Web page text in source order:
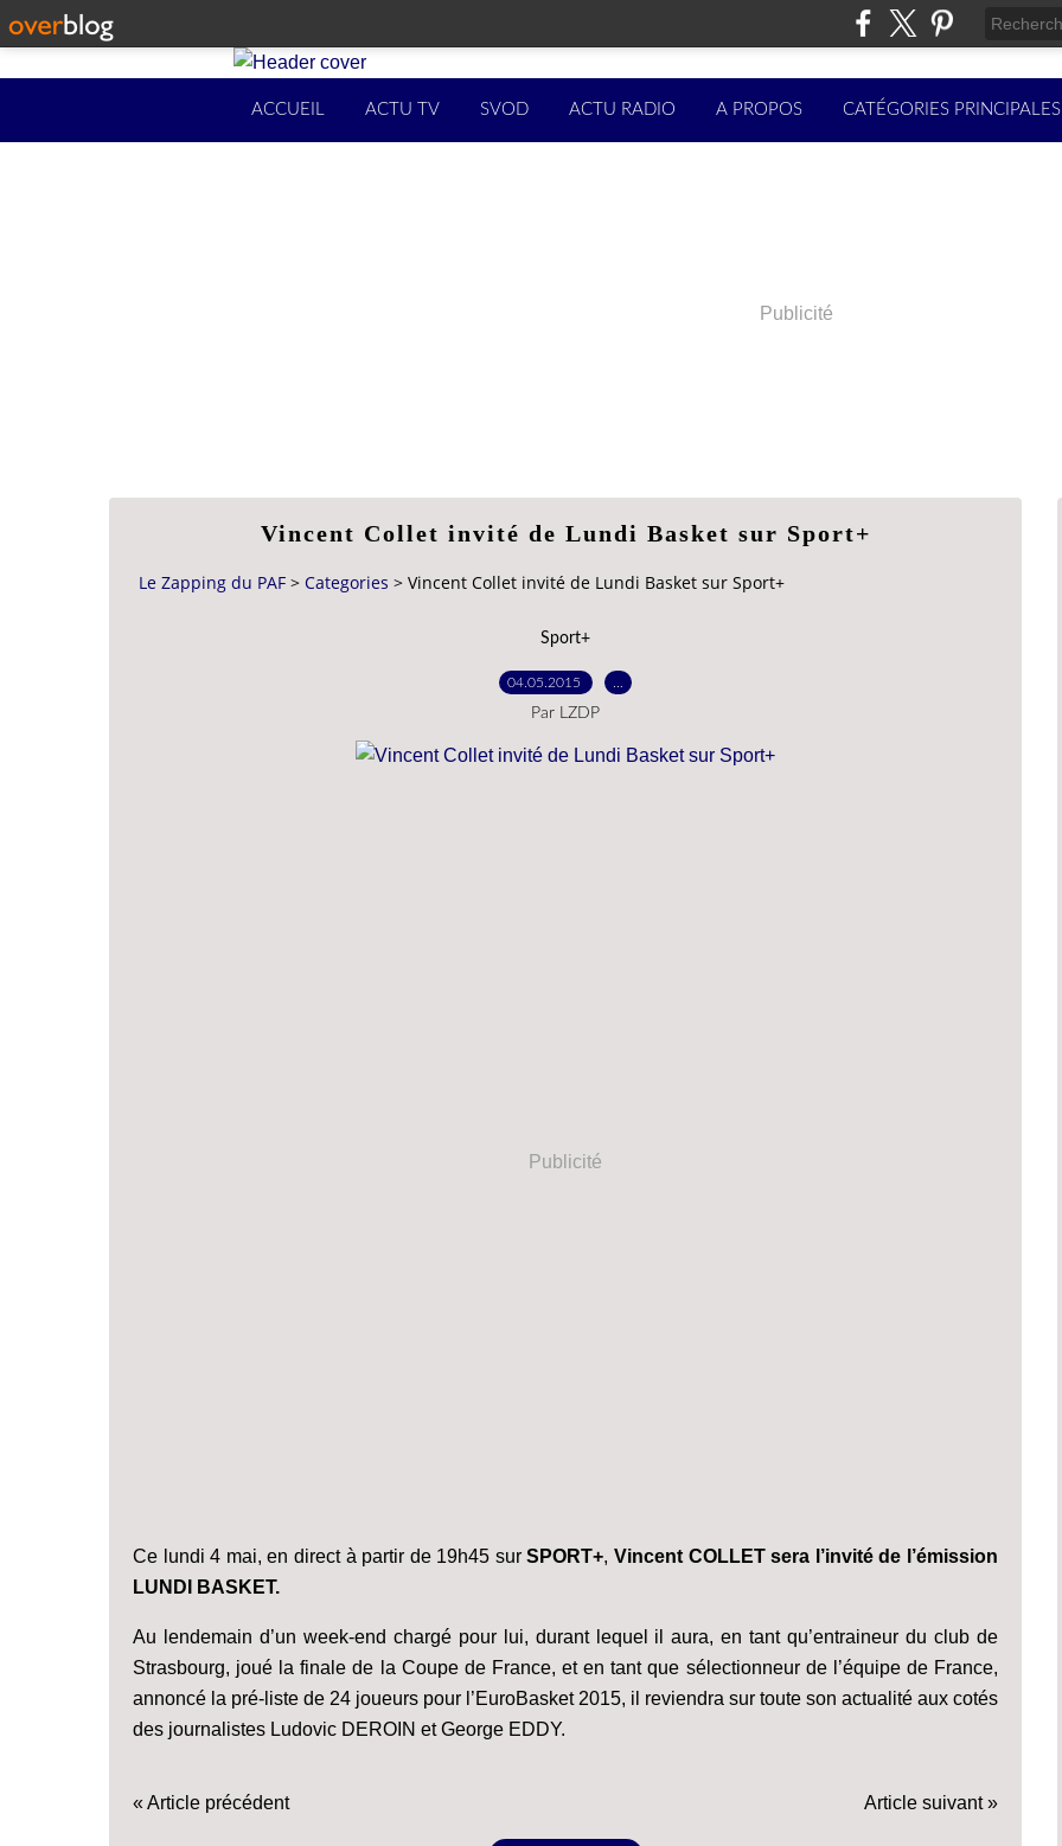
ACCUEIL ACTU TV SVOD ACTU RADIO A PROPOS CATÉGORIES PRINCIPALES
Publicité
Vincent Collet invité de Lundi Basket sur Sport+
Le Zapping du PAF > Categories > Vincent Collet invité de Lundi Basket sur Sport+
Sport+
04.05.2015
Par LZDP
Publicité
Ce lundi 4 mai, en direct à partir de 19h45 surSPORT+,Vincent COLLET sera l’invité de l’émission
LUNDI BASKET.
Au lendemain d’un week-end chargé pour lui, durant lequel il aura, en tant qu’entraineur du club de
Strasbourg, joué la finale de la Coupe de France, et en tant que sélectionneur de l’équipe de France,
annoncé la pré-liste de 24 joueurs pour l’EuroBasket 2015, il reviendra sur toute son actualité aux cotés
des journalistes Ludovic DEROIN et George EDDY.
« Article précédent Article suivant »